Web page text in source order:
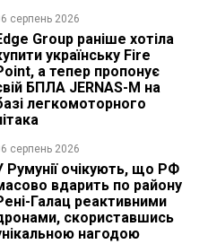
серпень 2026
Group раніше хотіла
українську Fire
а тепер пропонує
БПЛА JERNAS-M на
легкомоторного
серпень 2026
Румунії очікують, що РФ
вдарить по району
Галац реактивними
скориставшись
нагодою